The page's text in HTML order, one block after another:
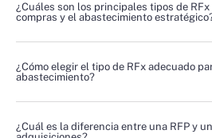
¿Cuáles son los principales tipos de
compras y el abastecimiento
¿Cómo elegir el tipo de RFx adecuado
abastecimiento?
¿Cuál es la diferencia entre una RFP y